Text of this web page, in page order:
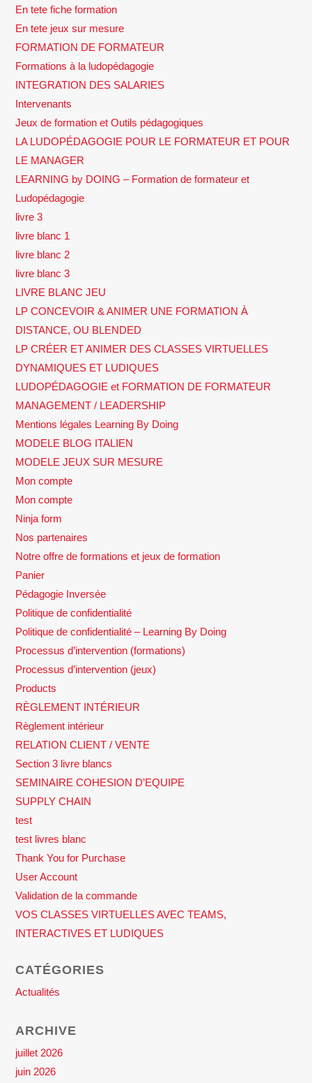
En tete fiche formation
En tete jeux sur mesure
FORMATION DE FORMATEUR
Formations à la ludopédagogie
INTEGRATION DES SALARIES
Intervenants
Jeux de formation et Outils pédagogiques
LA LUDOPÉDAGOGIE POUR LE FORMATEUR ET POUR
LE MANAGER
LEARNING by DOING – Formation de formateur et
Ludopédagogie
livre 3
livre blanc 1
livre blanc 2
livre blanc 3
LIVRE BLANC JEU
LP CONCEVOIR & ANIMER UNE FORMATION À
DISTANCE, OU BLENDED
LP CRÉER ET ANIMER DES CLASSES VIRTUELLES
DYNAMIQUES ET LUDIQUES
LUDOPÉDAGOGIE et FORMATION DE FORMATEUR
MANAGEMENT / LEADERSHIP
Mentions légales Learning By Doing
MODELE BLOG ITALIEN
MODELE JEUX SUR MESURE
Mon compte
Mon compte
Ninja form
Nos partenaires
Notre offre de formations et jeux de formation
Panier
Pédagogie Inversée
Politique de confidentialité
Politique de confidentialité – Learning By Doing
Processus d’intervention (formations)
Processus d’intervention (jeux)
Products
RÈGLEMENT INTÉRIEUR
Règlement intérieur
RELATION CLIENT / VENTE
Section 3 livre blancs
SEMINAIRE COHESION D’EQUIPE
SUPPLY CHAIN
test
test livres blanc
Thank You for Purchase
User Account
Validation de la commande
VOS CLASSES VIRTUELLES AVEC TEAMS,
INTERACTIVES ET LUDIQUES
CATÉGORIES
Actualités
ARCHIVE
juillet 2026
juin 2026